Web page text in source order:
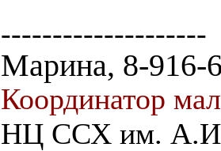
--------------------
Марина, 8-916-
Координатор
НЦ ССХ им. А.И.